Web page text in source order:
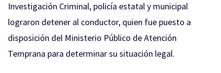
Investigación Criminal, policía estatal y municipal
lograron detener al conductor, quien fue puesto a
disposición del Ministerio Público de Atención
Temprana para determinar su situación legal.